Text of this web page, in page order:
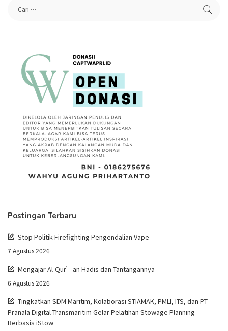
Postingan Terbaru
Stop Politik Firefighting Pengendalian Vape
7 Agustus 2026
Mengajar Al-Qur’an Hadis dan Tantangannya
6 Agustus 2026
Tingkatkan SDM Maritim, Kolaborasi STIAMAK, PMLI, ITS, dan PT
Pranala Digital Transmaritim Gelar Pelatihan Stowage Planning
Berbasis iStow